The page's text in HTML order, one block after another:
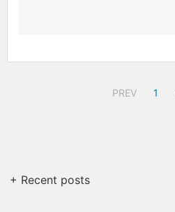
PREV 1
+ Recent posts